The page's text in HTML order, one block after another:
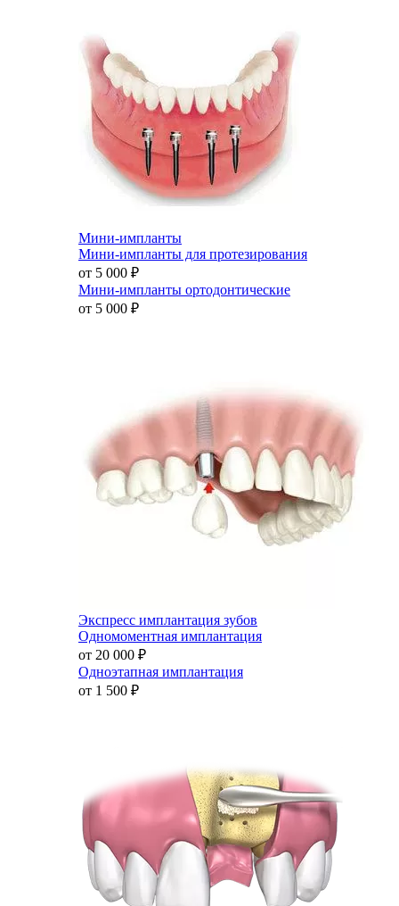
Мини-импланты
Мини-импланты для протезирования
от 5 000 ₽
Мини-импланты ортодонтические
от 5 000 ₽
Экспресс имплантация зубов
Одномоментная имплантация
от 20 000 ₽
Одноэтапная имплантация
от 1 500 ₽